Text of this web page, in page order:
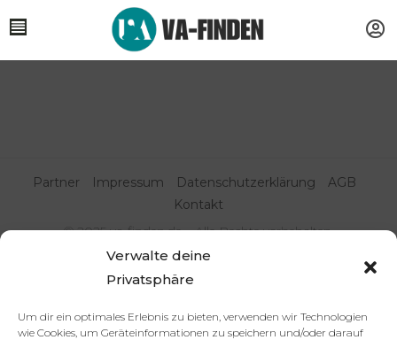
Verwalte deine
Privatsphäre
Um dir ein optimales Erlebnis zu bieten, verwenden wir Technologien
wie Cookies, um Geräteinformationen zu speichern und/oder darauf
© 2025 va-finden.de – Alle Rechte vorbehalten.
Partner Impressum Datenschutzerklärung
AGB
Kontakt
Virtuelle Assistenz & Freelancer
finden | VA Expert:innenportal